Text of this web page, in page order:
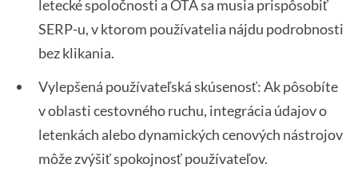
letecké spoločnosti a OTA sa musia prispôsobiť
SERP-u, v ktorom používatelia nájdu podrobnosti
bez klikania.
Vylepšená používateľská skúsenosť: Ak pôsobíte
v oblasti cestovného ruchu, integrácia údajov o
letenkách alebo dynamických cenových nástrojov
môže zvýšiť spokojnosť používateľov.